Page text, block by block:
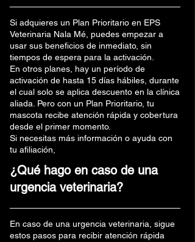
Si adquieres un Plan Prioritario en EPS
Veterinaria Nala Mé, puedes empezar a
usar sus beneficios de inmediato, sin
tiempos de espera para la activación.
En otros planes, hay un período de
activación de hasta 15 días hábiles, durante
el cual solo se aplica descuento en la clínica
aliada. Pero con un Plan Prioritario, tu
mascota recibe atención rápida y cobertura
desde el primer momento.
Si necesitas más información o ayuda con
tu afiliación,
¿Qué hago en caso de una
urgencia veterinaria?
En caso de una urgencia veterinaria, sigue
estos pasos para recibir atención rápida